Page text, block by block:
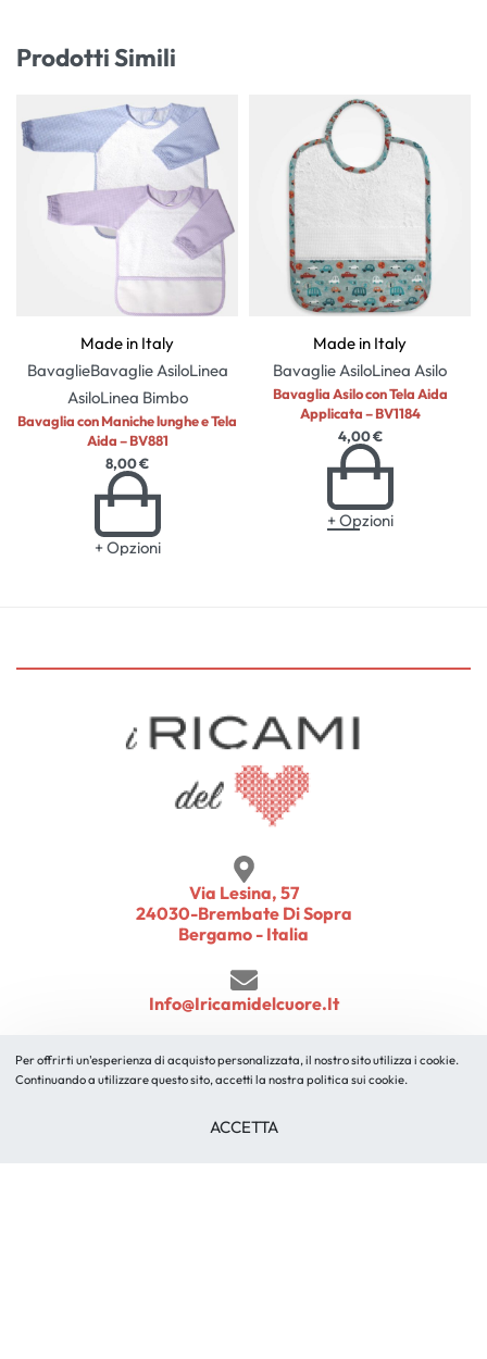
Prodotti Simili
Made in Italy
BavaglieBavaglie AsiloLinea
AsiloLinea Bimbo
Bavaglia con Maniche lunghe e Tela
Aida – BV881
8,00€
+ Opzioni
Made in Italy
Bavaglie AsiloLinea Asilo
Bavaglia Asilo con Tela Aida
Applicata – BV1184
4,00€
+ Opzioni
Via Lesina, 57
24030-Brembate Di Sopra
Bergamo - Italia
Info@iricamidelcuore.it
+39 345 5172631
Per offrirti un'esperienza di acquisto personalizzata, il nostro sito utilizza i cookie.
Continuando a utilizzare questo sito, accetti la nostra politica sui cookie.
ACCETTA